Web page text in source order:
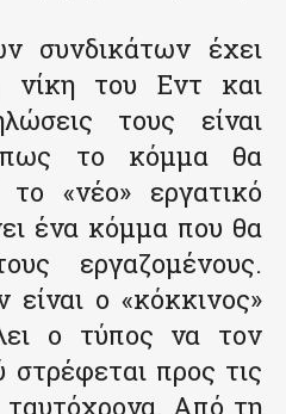
συνδικάτων έχει
νίκη του Εντ και
τους είναι
πως το κόμμα θα
«νέο» εργατικό
ένα κόμμα που θα
εργαζομένους.
ο «κόκκινος»
ο τύπος να τον
στρέφεται προς τις
ταυτόχρονα. Από τη